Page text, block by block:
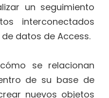
un seguimiento
interconectados
datos de Access.
se relacionan
de su base de
nuevos objetos